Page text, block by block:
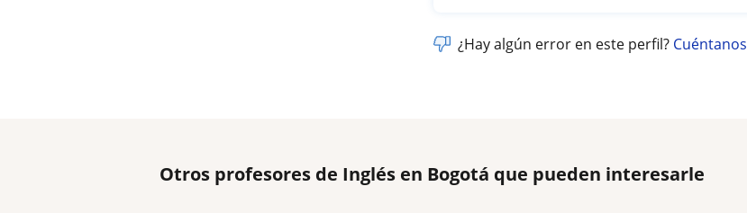
¿Hay algún error en este perfil? Cuéntanos
Otros profesores de Inglés en Bogotá que pueden interesarle